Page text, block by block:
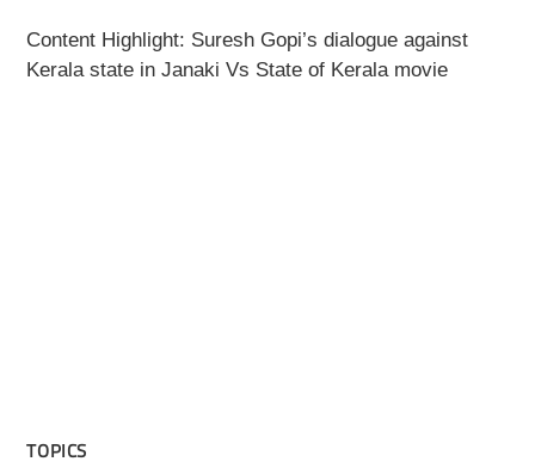
Content Highlight: Suresh Gopi’s dialogue against
Kerala state in Janaki Vs State of Kerala movie
TOPICS